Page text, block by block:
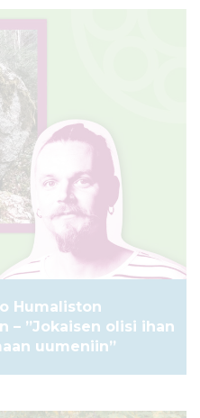
Humaliston
– ”Jokaisen olisi ihan
uumeniin”